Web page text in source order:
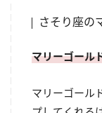
さそり座の
マリーゴール
マリーゴール